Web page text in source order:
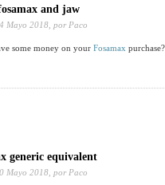
and jaw
Mayo 2018, por Paco
some money on your Fosamax
generic equivalent
Mayo 2018, por Paco